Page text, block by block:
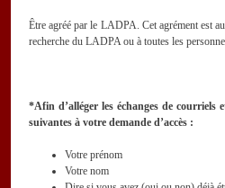
Être agréé par le LADPA. Cet agrément est
recherche du LADPA ou à toutes les
*Afin d’alléger les échanges de
suivantes à votre demande d’accès :
Votre prénom
Votre nom